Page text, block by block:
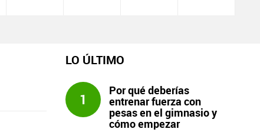
LO ÚLTIMO
1
Por qué deberías
entrenar fuerza con
pesas en el gimnasio y
cómo empezar